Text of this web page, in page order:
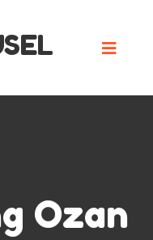
Ozan